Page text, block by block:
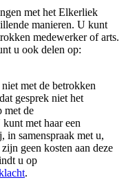
met het Elkerliek
manieren. U kunt
medewerker of arts.
u ook delen op:
met de betrokken
gesprek niet het
met de
met haar een
in samenspraak met u,
geen kosten aan deze
u op
.